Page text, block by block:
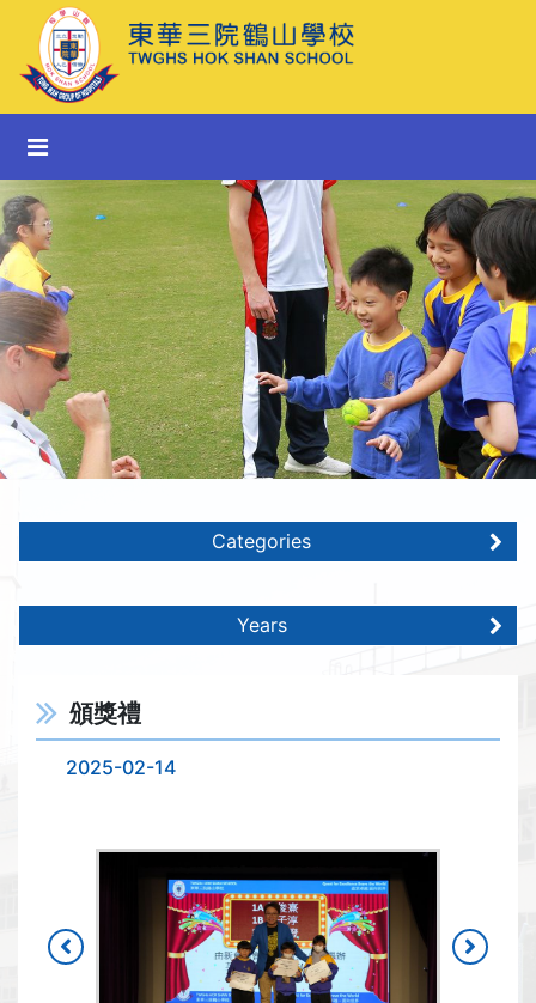
Categories
Years
頒獎禮
2025-02-14